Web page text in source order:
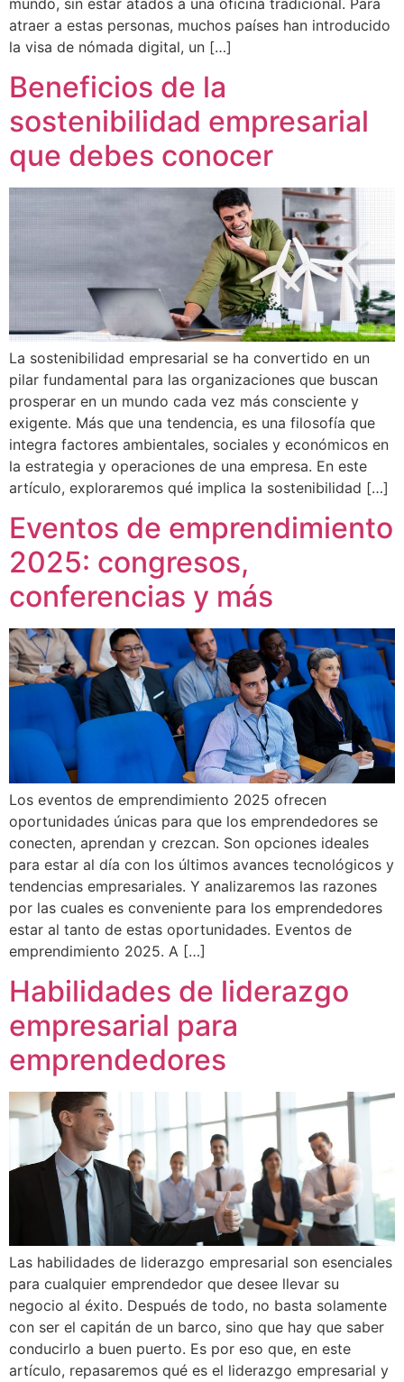
atraer a estas personas, muchos países han introducido
la visa de nómada digital, un […]
Beneficios de la
sostenibilidad empresarial
que debes conocer
La sostenibilidad empresarial se ha convertido en un
pilar fundamental para las organizaciones que buscan
prosperar en un mundo cada vez más consciente y
exigente. Más que una tendencia, es una filosofía que
integra factores ambientales, sociales y económicos en
la estrategia y operaciones de una empresa. En este
artículo, exploraremos qué implica la sostenibilidad […]
Eventos de emprendimiento
2025: congresos,
conferencias y más
Los eventos de emprendimiento 2025 ofrecen
oportunidades únicas para que los emprendedores se
conecten, aprendan y crezcan. Son opciones ideales
para estar al día con los últimos avances tecnológicos y
tendencias empresariales. Y analizaremos las razones
por las cuales es conveniente para los emprendedores
estar al tanto de estas oportunidades. Eventos de
emprendimiento 2025. A […]
Habilidades de liderazgo
empresarial para
emprendedores
Las habilidades de liderazgo empresarial son esenciales
para cualquier emprendedor que desee llevar su
negocio al éxito. Después de todo, no basta solamente
con ser el capitán de un barco, sino que hay que saber
conducirlo a buen puerto. Es por eso que, en este
artículo, repasaremos qué es el liderazgo empresarial y